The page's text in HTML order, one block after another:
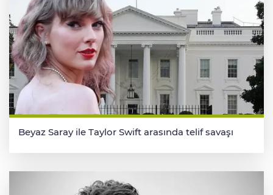
Beyaz Saray ile Taylor Swift arasında telif savaşı